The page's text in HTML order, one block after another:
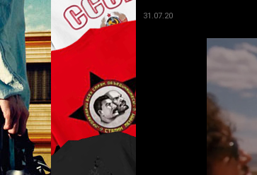
31.07.20